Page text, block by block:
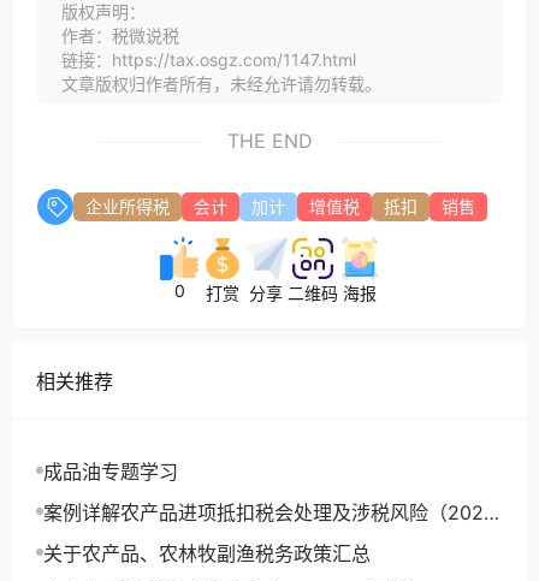
借：应付职工薪酬—非货币性福利
贷：主营业务收入
借：主营业务成本
贷：库存商品
注：根据《企业会计准则第9号—职工薪酬》规
定，企业以其自产产品作为非货币性福利发放给职
值，计入相关资产成本或当期损益，同时确认应付
给职工的，借记本科目，贷记“主营业务收入”科
目；同时，还应结转产成品的成本。涉及增值税销
版权声明：
作者：税微说税
链接：https://tax.osgz.com/1147.html
文章版权归作者所有，未经允许请勿转载。
THE END
企业所得税 会计 加计 增值税 抵扣 销售
0 打赏 分享 二维码 海报
相关推荐
成品油专题学习
案例详解农产品进项抵扣税会处理及涉税风险（2024
0406更新）
关于农产品、农林牧副渔税务政策汇总